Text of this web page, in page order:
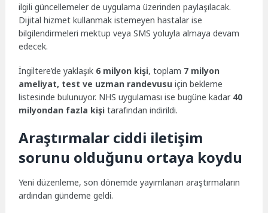
ilgili güncellemeler de uygulama üzerinden paylaşılacak.
Dijital hizmet kullanmak istemeyen hastalar ise
bilgilendirmeleri mektup veya SMS yoluyla almaya devam
edecek.
İngiltere’de yaklaşık 6 milyon kişi, toplam 7 milyon
ameliyat, test ve uzman randevusu için bekleme
listesinde bulunuyor. NHS uygulaması ise bugüne kadar 40
milyondan fazla kişi tarafından indirildi.
Araştırmalar ciddi iletişim
sorunu olduğunu ortaya koydu
Yeni düzenleme, son dönemde yayımlanan araştırmaların
ardından gündeme geldi.